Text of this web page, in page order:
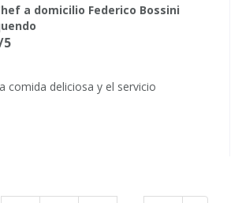
a domicilio Federico Bossini
5
comida deliciosa y el servicio